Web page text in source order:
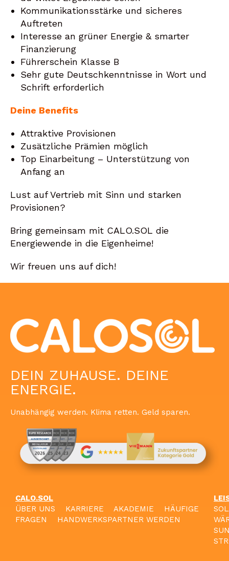
Kommunikationsstärke und sicheres
Auftreten
Interesse an grüner Energie & smarter
Finanzierung
Führerschein Klasse B
Sehr gute Deutschkenntnisse in Wort und
Schrift erforderlich
Deine Benefits
Attraktive Provisionen
Zusätzliche Prämien möglich
Top Einarbeitung – Unterstützung von
Anfang an
Lust auf Vertrieb mit Sinn und starken
Provisionen?
Bring gemeinsam mit CALO.SOL die
Energiewende in die Eigenheime!
Wir freuen uns auf dich!
DEIN ZUHAUSE. DEINE
ENERGIE.
Unabhängig werden. Klima retten. Geld sparen.
CALO.SOL
ÜBER UNS
KARRIERE AKADEMIE
HÄUFIGE
FRAGEN
HANDWERKSPARTNER WERDEN